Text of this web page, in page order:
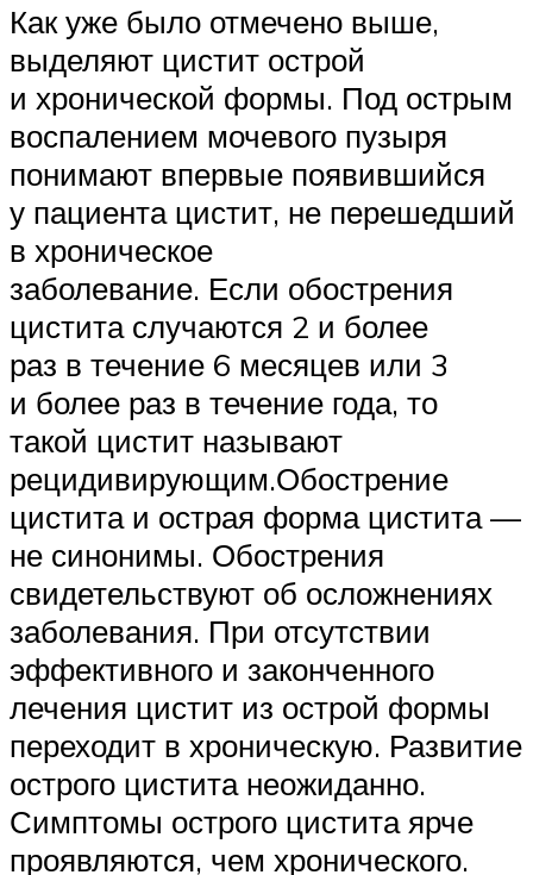
Как уже было отмечено выше,
выделяют цистит острой
и хронической формы. Под острым
воспалением мочевого пузыря
понимают впервые появившийся
у пациента цистит, не перешедший
в хроническое
заболевание. Если обострения
цистита случаются 2 и более
раз в течение 6 месяцев или 3
и более раз в течение года, то
такой цистит называют
рецидивирующим.Обострение
цистита и острая форма цистита —
не синонимы. Обострения
свидетельствуют об осложнениях
заболевания. При отсутствии
эффективного и законченного
лечения цистит из острой формы
переходит в хроническую. Развитие
острого цистита неожиданно.
Симптомы острого цистита ярче
проявляются, чем хронического.